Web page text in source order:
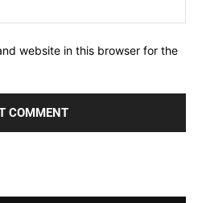
website in this browser for the